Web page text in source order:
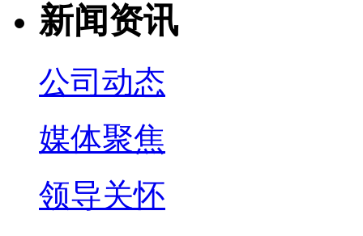
新闻资讯
公司动态
媒体聚焦
领导关怀